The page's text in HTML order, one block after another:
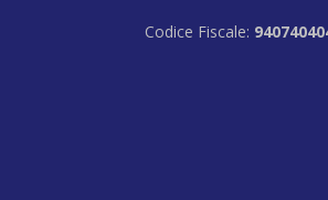
Codice Fiscale: